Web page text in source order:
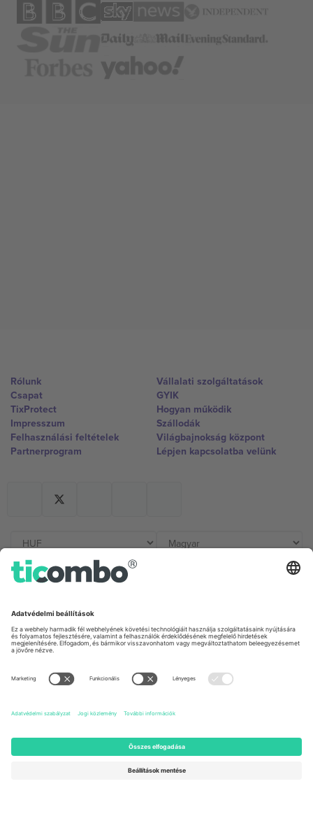
Rólunk
Csapat
TixProtect
Impresszum
Felhasználási feltételek
Partnerprogram
Vállalati szolgáltatások
GYIK
Hogyan működik
Szállodák
Világbajnokság központ
Lépjen kapcsolatba velünk
Germany
Unter den Linden 24, 10117
Berlin, Germany
United Kingdom
167 City Road, London, Greater
Newark, Delaware 19713, United
States
Engelberg, Switzerland